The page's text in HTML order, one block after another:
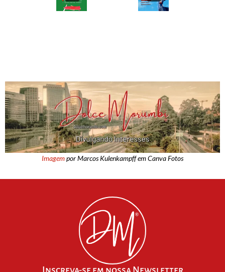
Imagempor Marcos Kulenkampff em Canva Fotos
Inscreva-se em nossa Newsletter